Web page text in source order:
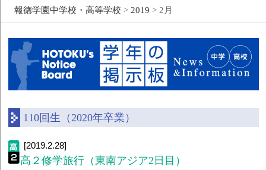
報徳学園中学校・高等学校 > 2019 > 2月
110回生（2020年卒業）
[2019.2.28]
高２修学旅行（東南アジア2日目）